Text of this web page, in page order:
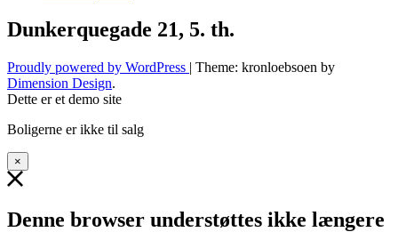
Dunkerquegade 21, 5. th.
Proudly powered by WordPress | Theme: kronloebsoen by
Dimension Design.
Dette er et demo site
Boligerne er ikke til salg
×
Denne browser understøttes ikke længere